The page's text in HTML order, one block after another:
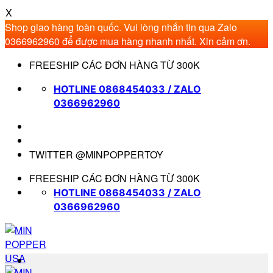
X
Shop giao hàng toàn quốc. Vui lòng nhắn tin qua Zalo
0366962960 để được mua hàng nhanh nhất. Xin cảm ơn.
qua
FREESHIP CÁC ĐƠN HÀNG TỪ 300K
HOTLINE 0868454033 / ZALO
0366962960
TWITTER @MINPOPPERTOY
FREESHIP CÁC ĐƠN HÀNG TỪ 300K
HOTLINE 0868454033 / ZALO
0366962960